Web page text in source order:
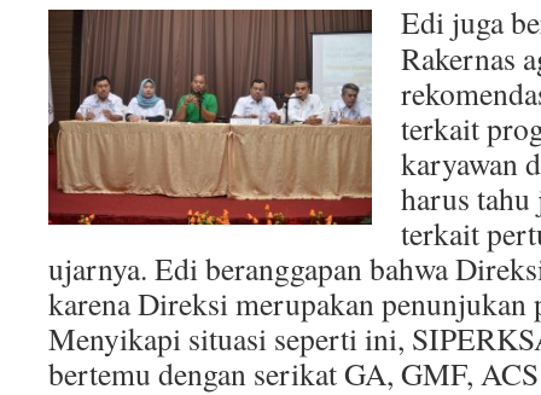
Edi juga
Rakernas
terkait
karyawan
harus tahu
terkait
ujarnya. Edi beranggapan bahwa
karena Direksi merupakan penunjukan
Menyikapi situasi seperti ini,
bertemu dengan serikat GA, GMF,